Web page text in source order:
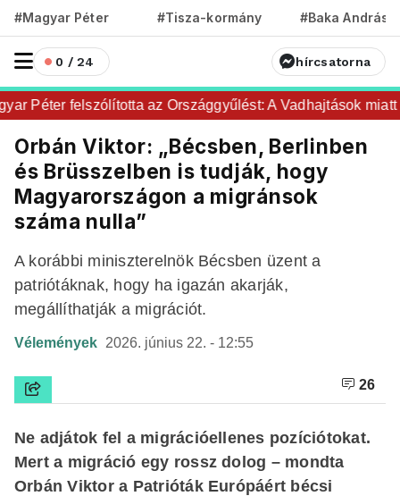
#Magyar Péter #Tisza-kormány #Baka András
0 / 24 hírcsatorna
Péter felszólította az Országgyűlést: A Vadhajtások miatt
Orbán Viktor: „Bécsben, Berlinben
és Brüsszelben is tudják, hogy
Magyarországon a migránsok
száma nulla”
A korábbi miniszterelnök Bécsben üzent a
patriótáknak, hogy ha igazán akarják,
megállíthatják a migrációt.
Vélemények 2026. június 22. - 12:55
26
Ne adjátok fel a migrációellenes pozíciótokat.
Mert a migráció egy rossz dolog – mondta
Orbán Viktor a Patrióták Európáért bécsi